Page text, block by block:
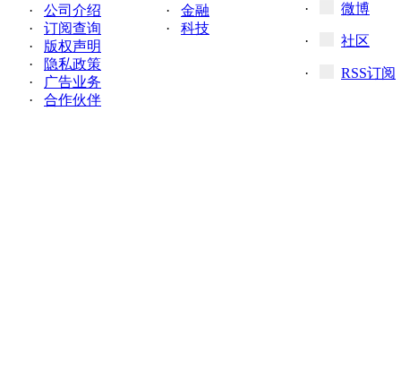
· 公司介绍
· 订阅查询
· 版权声明
·
隐私政策
·
广告业务
· 合作伙伴
· 金融
· 科技
·
微博
· 社区
· RSS订阅